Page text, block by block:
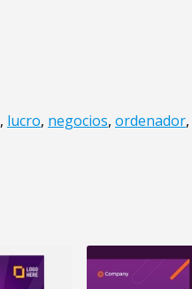
, lucro, negocios, ordenador,